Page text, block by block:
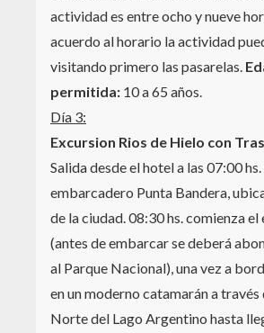
actividad es entre ocho y nueve
acuerdo al horario la actividad
visitando primero las pasarelas.
permitida: 10 a 65 años.
Día 3:
Excursion Rios de Hielo con
Salida desde el hotel a las 07:00
embarcadero Punta Bandera,
de la ciudad. 08:30 hs. comienza
(antes de embarcar se deberá
al Parque Nacional), una vez a
en un moderno catamarán a través
Norte del Lago Argentino hasta